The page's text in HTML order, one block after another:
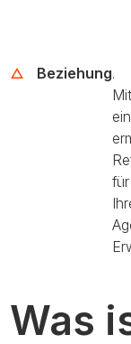
Beziehung.
Was